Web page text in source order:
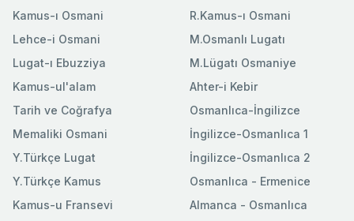
Kamus-ı Osmani
Lehce-i Osmani
Lugat-ı Ebuzziya
R.Kamus-ı Osmani
M.Osmanlı Lugatı
M.Lügatı Osmaniye
Kamus-ul'alam
Tarih ve Coğrafya
Memaliki Osmani
Y.Türkçe Lugat
Y.Türkçe Kamus
Ahter-i Kebir
Osmanlıca-İngilizce
İngilizce-Osmanlıca 1
İngilizce-Osmanlıca 2
Osmanlıca - Ermenice
Kamus-u Fransevi
Almanca - Osmanlıca